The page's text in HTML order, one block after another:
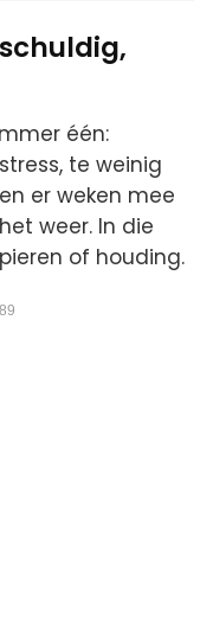
één:
te weinig
er weken mee
weer. In die
of houding.